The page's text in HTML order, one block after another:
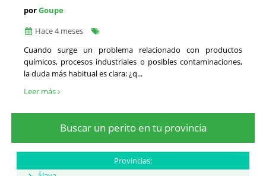
porGoupe
Hace 4 meses
​Cuando surge un problema relacionado con productos
químicos, procesos industriales o posibles contaminaciones,
la duda más habitual es clara: ¿q...
Leer más
Buscar un perito en tu provincia
Provincias: